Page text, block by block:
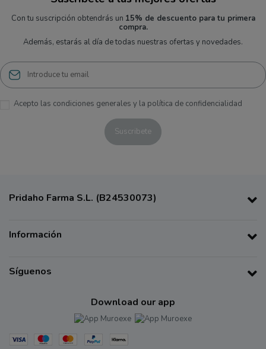
Con tu suscripción obtendrás un 15% de descuento para tu primera
compra.
Además, estarás al día de todas nuestras ofertas y novedades.
Acepto las condiciones generales y la política de confidencialidad
Pridaho Farma S.L. (B24530073)
Información
Síguenos
Download our app